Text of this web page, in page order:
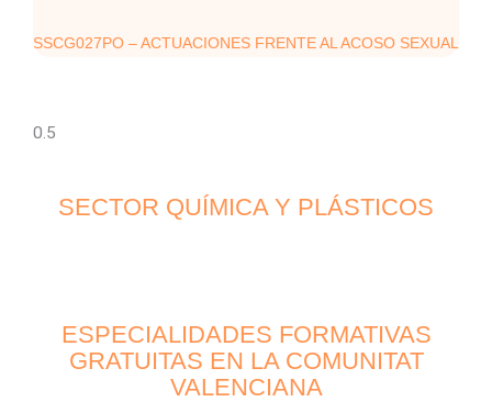
SSCG027PO – ACTUACIONES FRENTE AL ACOSO SEXUAL
SECTOR QUÍMICA Y PLÁSTICOS
ESPECIALIDADES FORMATIVAS
GRATUITAS EN LA COMUNITAT
VALENCIANA